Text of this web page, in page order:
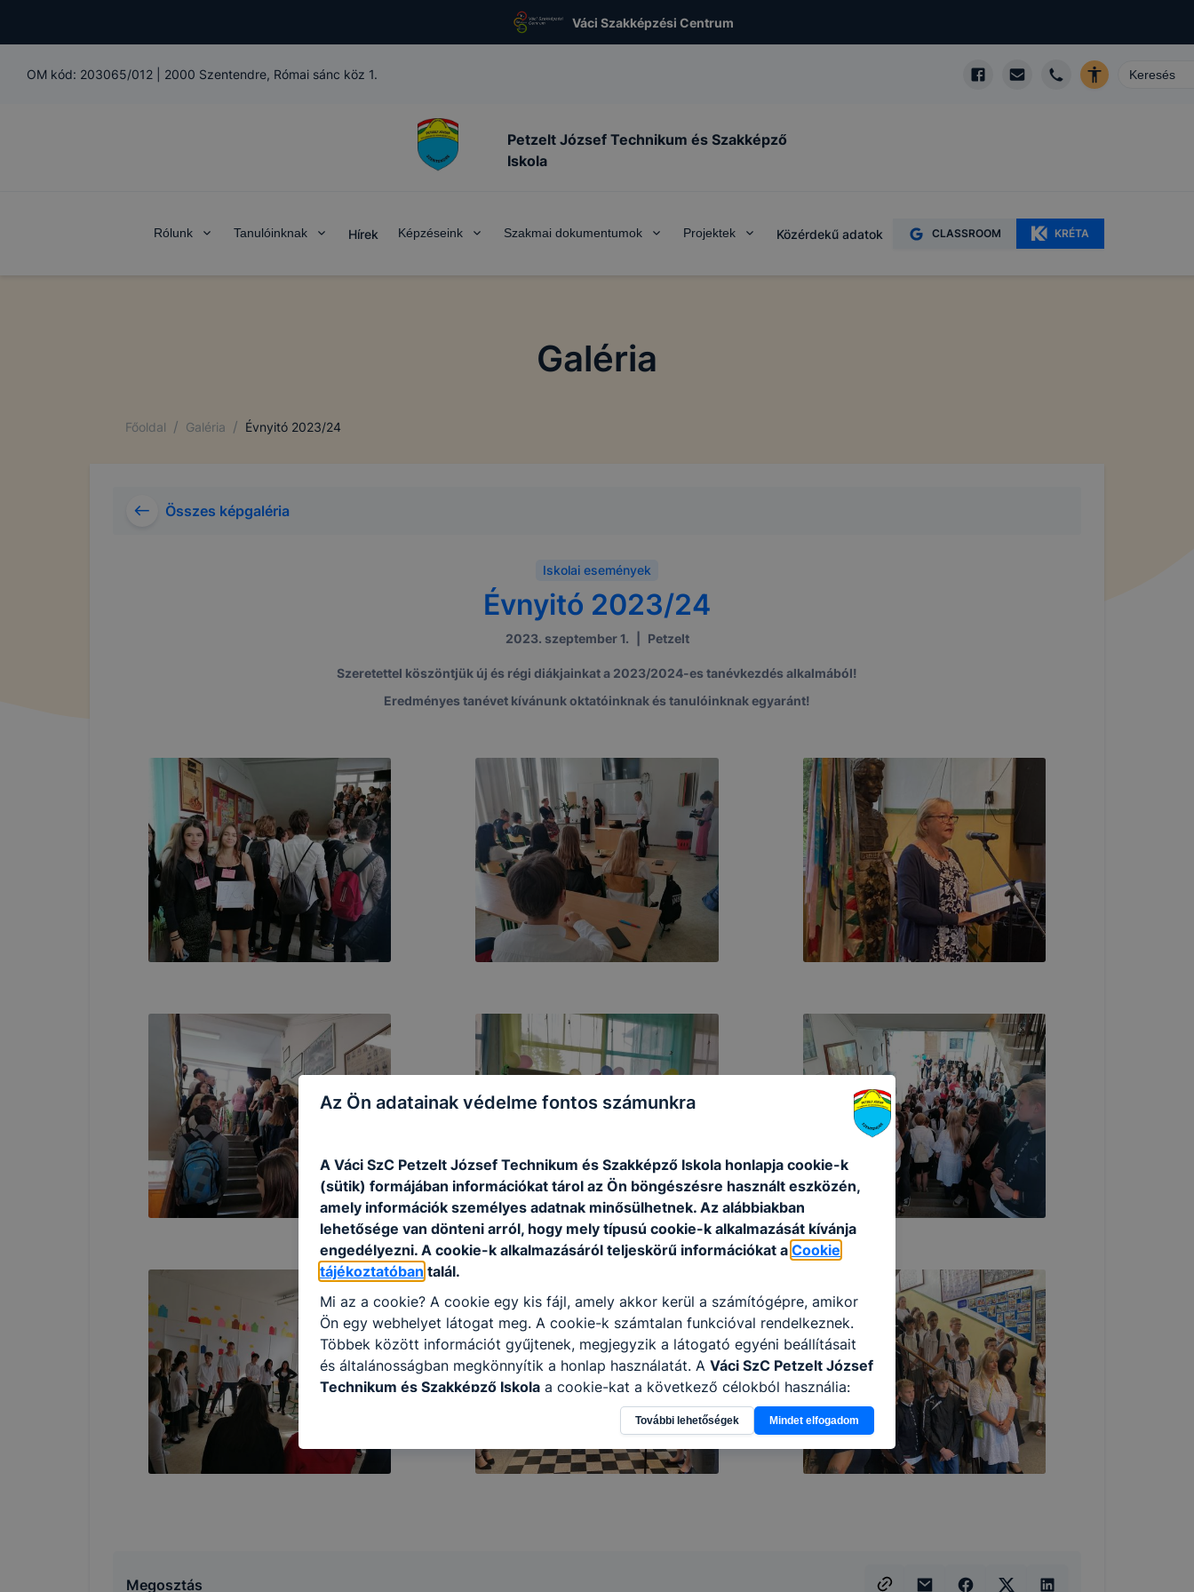
Váci Szakképzési Centrum
OM kód: 203065/012 2000 Szentendre, Római sánc köz 1.
Petzelt József Technikum és Szakképző
Iskola
Rólunk Tanulóinknak Hírek Képzéseink Szakmai dokumentumok Projektek Közérdekű adatok CLASSROOM KRÉTA
Galéria
Főoldal / Galéria / Évnyitó 2023/24
Összes képgaléria
Iskolai események
Évnyitó 2023/24
2023. szeptember 1. Petzelt
Szeretettel köszöntjük új és régi diákjainkat a 2023/2024-es tanévkezdés alkalmából!
Eredményes tanévet kívánunk oktatóinknak és tanulóinknak egyaránt!
Megosztás
Az Ön adatainak védelme fontos számunkra
A Váci SzC Petzelt József Technikum és Szakképző Iskola honlapja cookie-k
(sütik) formájában információkat tárol az Ön böngészésre használt eszközén,
amely információk személyes adatnak minősülhetnek. Az alábbiakban
lehetősége van dönteni arról, hogy mely típusú cookie-k alkalmazását kívánja
engedélyezni. A cookie-k alkalmazásáról teljeskörű információkat a Cookie
tájékoztatóban talál.
Mi az a cookie? A cookie egy kis fájl, amely akkor kerül a számítógépre, amikor
Ön egy webhelyet látogat meg. A cookie-k számtalan funkcióval rendelkeznek.
Többek között információt gyűjtenek, megjegyzik a látogató egyéni beállításait
és általánosságban megkönnyítik a honlap használatát. A Váci SzC Petzelt József
Technikum és Szakképző Iskola a cookie-kat a következő célokból használja:
információ gyűjtése azzal kapcsolatban, hogyan használja Ön a honlapot -annak
felmérésével, hogy a honlap melyik részeit látogatja, vagy használja leginkább,
így megtudhatjuk, hogyan biztosítsunk Önnek még jobb felhasználói élményt, ha
ismét meglátogatja oldalunkat, honlap fejlesztése. Hogyan ellenőrizheti és hogyan
További lehetőségek Mindet elfogadom